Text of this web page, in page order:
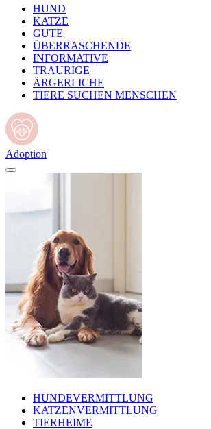
HUND
KATZE
GUTE
ÜBERRASCHENDE
INFORMATIVE
TRAURIGE
ÄRGERLICHE
TIERE SUCHEN MENSCHEN
Adoption
HUNDEVERMITTLUNG
KATZENVERMITTLUNG
TIERHEIME